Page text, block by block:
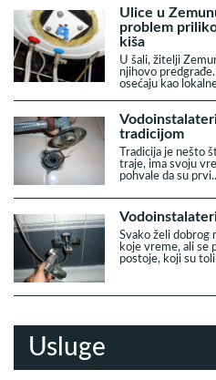
Ulice u
problem
kiša
U šali, žitelji
njihovo
osećaju kao
tradicijom
Tradicija je nešto
traje, ima svoju
pohvale da su
Svako želi dobrog
koje vreme, ali se
postoje, koji su
Usluge